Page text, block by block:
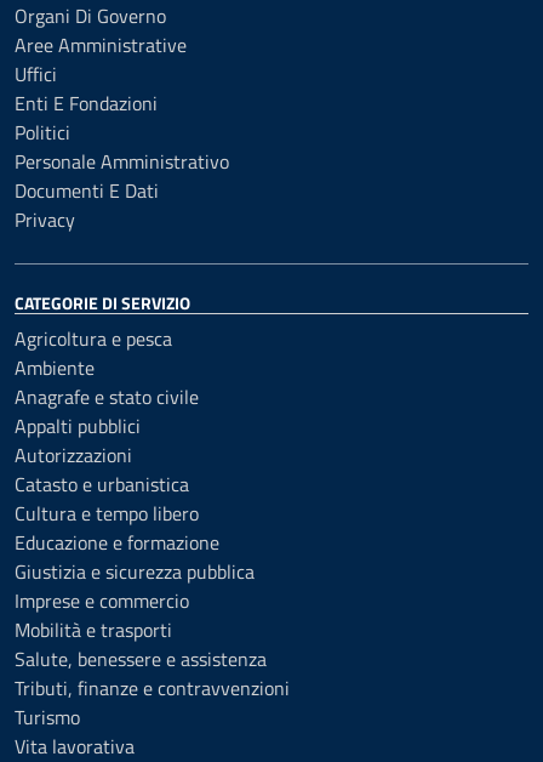
Organi Di Governo
Aree Amministrative
Uffici
Enti E Fondazioni
Politici
Personale Amministrativo
Documenti E Dati
Privacy
CATEGORIE DI SERVIZIO
Agricoltura e pesca
Ambiente
Anagrafe e stato civile
Appalti pubblici
Autorizzazioni
Catasto e urbanistica
Cultura e tempo libero
Educazione e formazione
Giustizia e sicurezza pubblica
Imprese e commercio
Mobilità e trasporti
Salute, benessere e assistenza
Tributi, finanze e contravvenzioni
Turismo
Vita lavorativa